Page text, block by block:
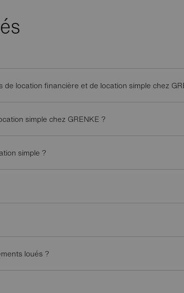
location financière et de location simple chez
simple chez GRENKE ?
simple ?
loués ?